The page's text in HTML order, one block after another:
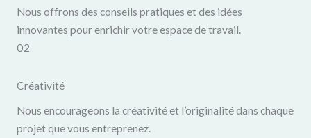
Nous offrons des conseils pratiques et des idées
innovantes pour enrichir votre espace de travail.
02
Créativité
Nous encourageons la créativité et l’originalité dans chaque
projet que vous entreprenez.